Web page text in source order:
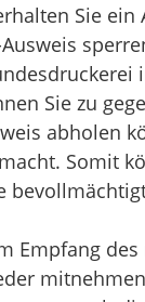
Sie
Sie zu
abholen
Somit
Empfang